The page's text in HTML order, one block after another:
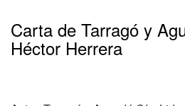
Carta de Tarragó y
Héctor Herrera